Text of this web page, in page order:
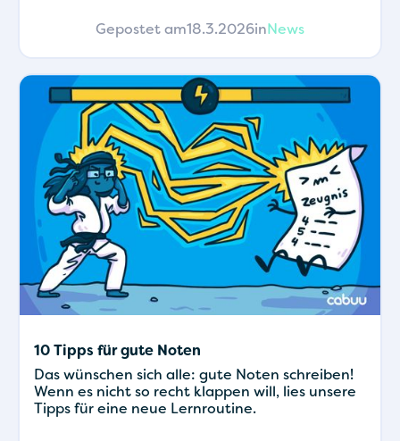
Gepostet am18.3.2026in News
10 Tipps für gute Noten
Das wünschen sich alle: gute Noten schreiben!
Wenn es nicht so recht klappen will, lies unsere
Tipps für eine neue Lernroutine.